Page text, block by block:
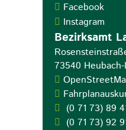
Facebook
Instagram
Bezirksamt
73540
(0 71 73) 89
(0 71 73) 92